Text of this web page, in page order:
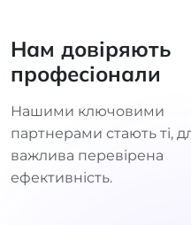
Нам довіряють
професіонали
Нашими ключовими
партнерами стають ті,
важлива перевірена
ефективність.